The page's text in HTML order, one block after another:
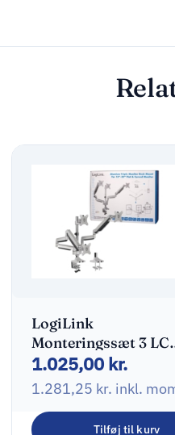
LogiLink
Monteringssæt 3
skærme 13″-32″
1.025,00 kr.
1.281,25 kr. inkl.
Tilføj til kurv